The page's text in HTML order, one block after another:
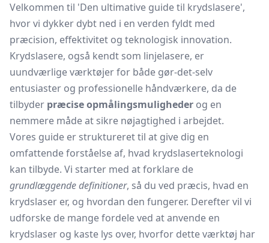
Velkommen til 'Den ultimative guide til krydslasere',
hvor vi dykker dybt ned i en verden fyldt med
præcision, effektivitet og teknologisk innovation.
Krydslasere, også kendt som linjelasere, er
uundværlige værktøjer for både gør-det-selv
entusiaster og professionelle håndværkere, da de
tilbyder præcise opmålingsmuligheder og en
nemmere måde at sikre nøjagtighed i arbejdet.
Vores guide er struktureret til at give dig en
omfattende forståelse af, hvad krydslaserteknologi
kan tilbyde. Vi starter med at forklare de
grundlæggende definitioner, så du ved præcis, hvad en
krydslaser er, og hvordan den fungerer. Derefter vil vi
udforske de mange fordele ved at anvende en
krydslaser og kaste lys over, hvorfor dette værktøj har